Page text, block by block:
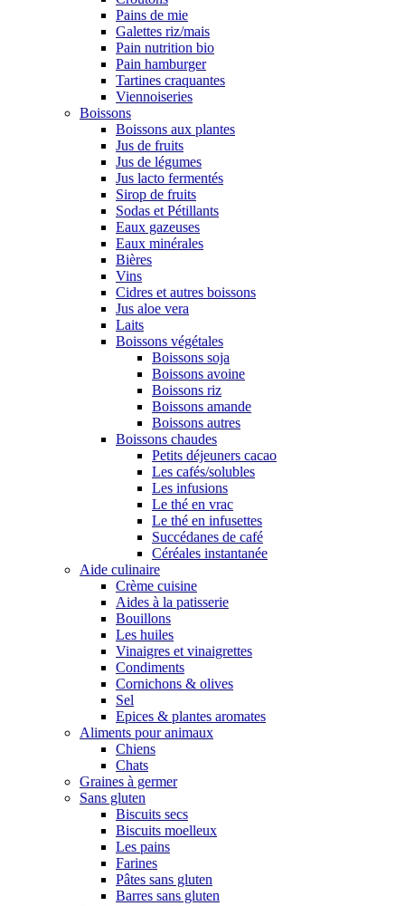
Pains de mie
Galettes riz/mais
Pain nutrition bio
Pain hamburger
Tartines craquantes
Viennoiseries
Boissons
Boissons aux plantes
Jus de fruits
Jus de légumes
Jus lacto fermentés
Sirop de fruits
Sodas et Pétillants
Eaux gazeuses
Eaux minérales
Bières
Vins
Cidres et autres boissons
Jus aloe vera
Laits
Boissons végétales
Boissons soja
Boissons avoine
Boissons riz
Boissons amande
Boissons autres
Boissons chaudes
Petits déjeuners cacao
Les cafés/solubles
Les infusions
Le thé en vrac
Le thé en infusettes
Succédanes de café
Céréales instantanée
Aide culinaire
Crème cuisine
Aides à la patisserie
Bouillons
Les huiles
Vinaigres et vinaigrettes
Condiments
Cornichons & olives
Sel
Epices & plantes aromates
Aliments pour animaux
Chiens
Chats
Graines à germer
Sans gluten
Biscuits secs
Biscuits moelleux
Les pains
Farines
Pâtes sans gluten
Barres sans gluten